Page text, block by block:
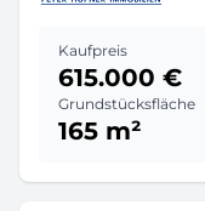
Kaufpreis
615.000 €
Grundstücksfläche
165 m²